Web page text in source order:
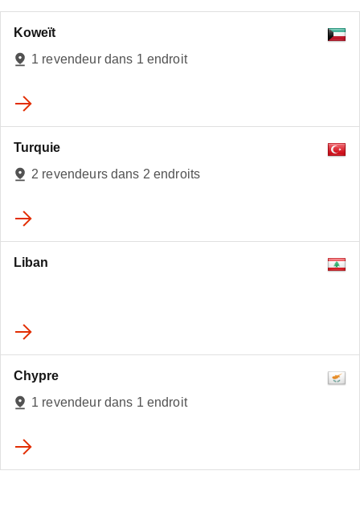
Koweït
1 revendeur dans 1 endroit
Turquie
2 revendeurs dans 2 endroits
Liban
Chypre
1 revendeur dans 1 endroit